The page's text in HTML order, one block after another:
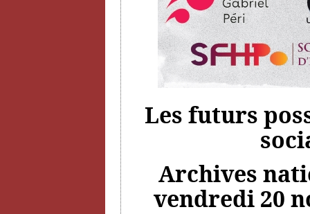
Les futurs
Archives
vendredi 20